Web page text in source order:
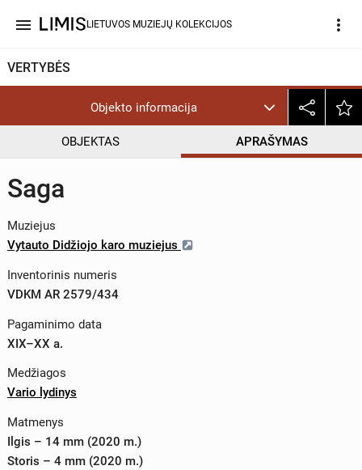
menu LIETUVOS MUZIEJŲ KOLEKCIJOS more_vert
VERTYBĖS
Objekto informacija
OBJEKTAS APRAŠYMAS
Saga
Muziejus
Vytauto Didžiojo karo muziejus
Inventorinis numeris
VDKM AR 2579/434
Pagaminimo data
XIX–XX a.
Medžiagos
Vario lydinys
Matmenys
Ilgis – 14 mm (2020 m.)
Storis – 4 mm (2020 m.)